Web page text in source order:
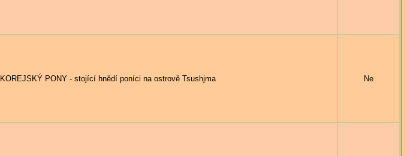
KOREJSKÝ PONY - stojící hnědí poníci na ostrově Tsushjma Ne